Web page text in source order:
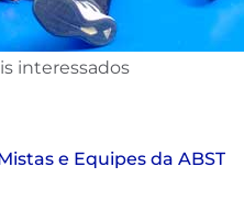
interessados
e Equipes da ABST